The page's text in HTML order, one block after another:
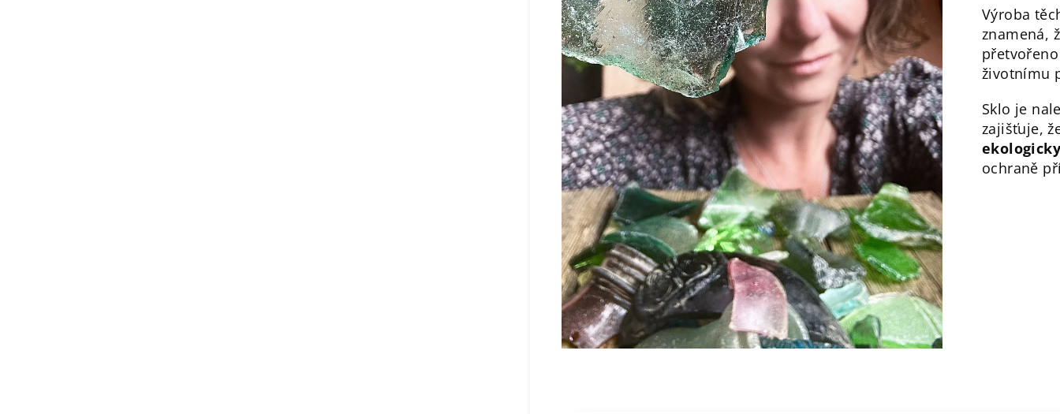
Výroba
znamená,
životnímu
Sklo je
zajišťuje,
ochraně